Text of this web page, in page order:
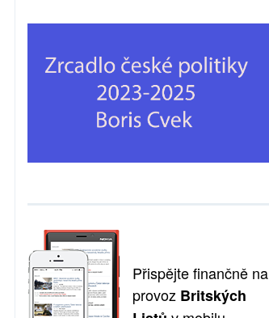
Přispějte finančně na
provoz Britských